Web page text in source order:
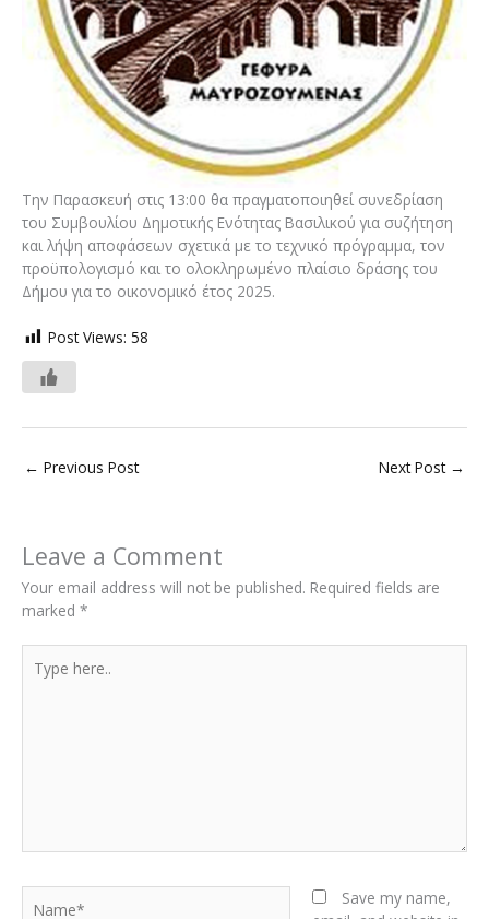
Την Παρασκευή στις 13:00 θα πραγματοποιηθεί συνεδρίαση
του Συμβουλίου Δημοτικής Ενότητας Βασιλικού για συζήτηση
και λήψη αποφάσεων σχετικά με το τεχνικό πρόγραμμα, τον
προϋπολογισμό και το ολοκληρωμένο πλαίσιο δράσης του
Δήμου για το οικονομικό έτος 2025.
Post Views: 58
← Previous Post Next Post →
Leave a Comment
Your email address will not be published. Required fields are
marked *
here..
Save my name,